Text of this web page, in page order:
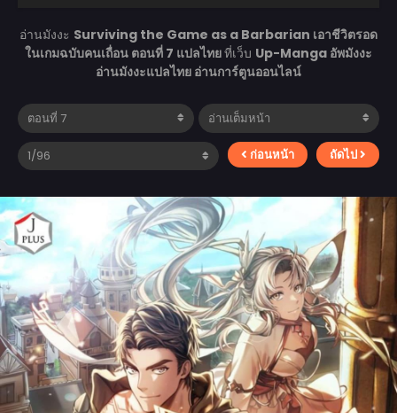
อ่านมังงะ Surviving the Game as a Barbarian เอาชีวิตรอด
ในเกมฉบับคนเถื่อน ตอนที่ 7 แปลไทยที่เว็บ Up-Manga อัพมังงะ
อ่านมังงะแปลไทย อ่านการ์ตูนออนไลน์
ก่อนหน้า ถัดไป